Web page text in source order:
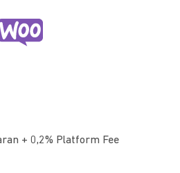
+ 0,2% Platform Fee